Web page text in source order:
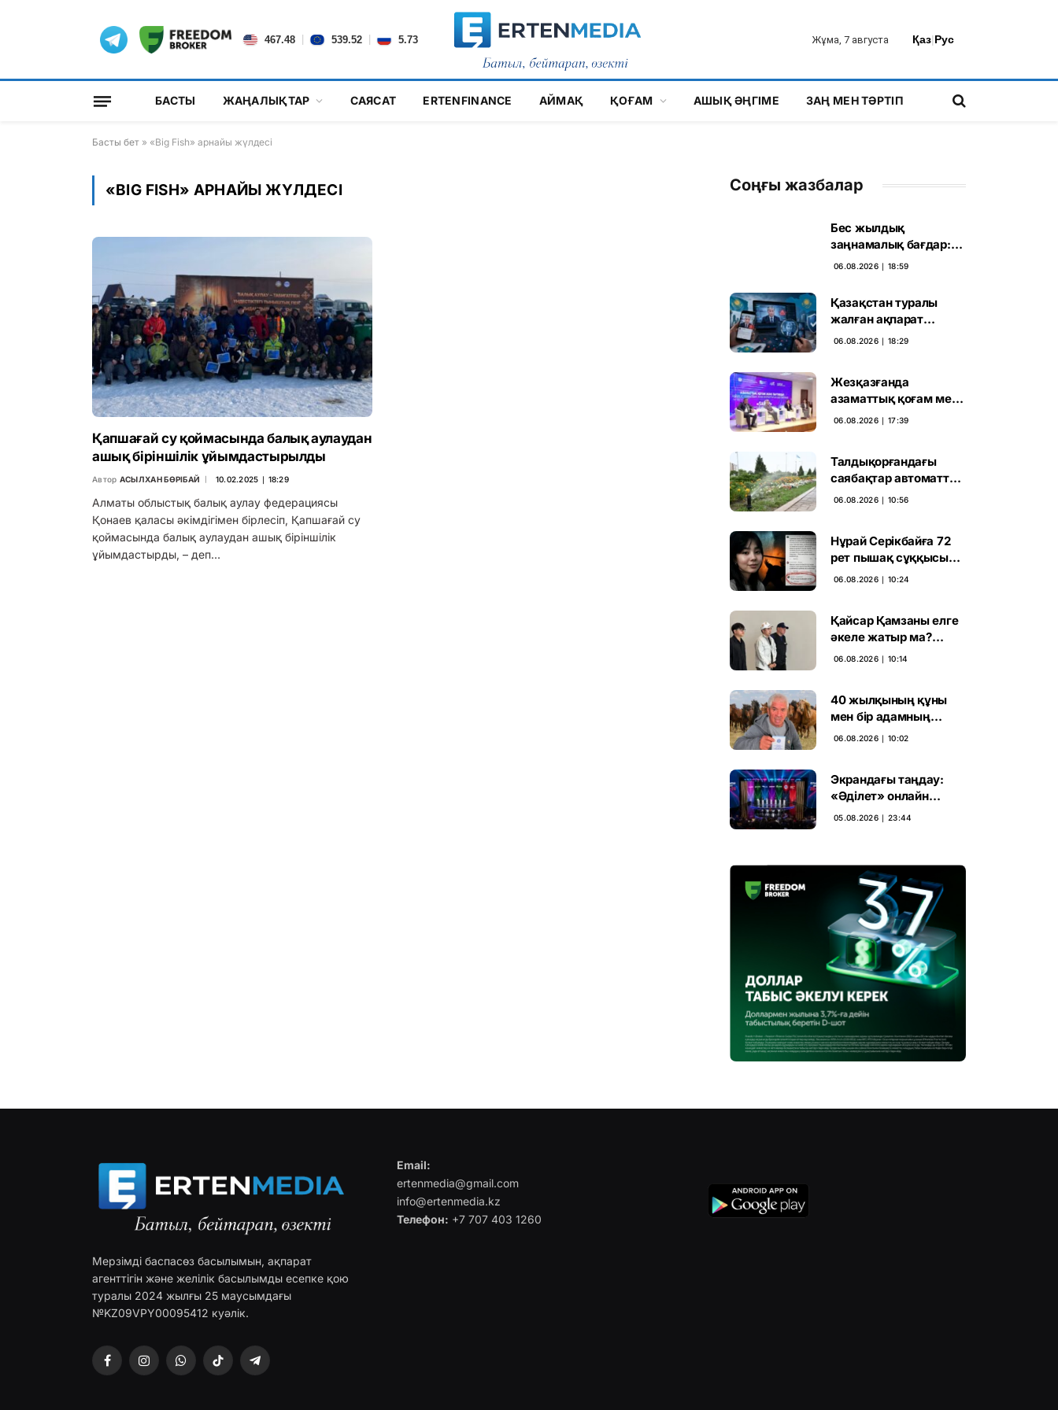
467.48 539.52 5.73 Жұма, 7 августа Қаз|Рус
БАСТЫ ЖАҢАЛЫҚТАР САЯСАТ ERTENFINANCE АЙМАҚ ҚОҒАМ АШЫҚ ӘҢГІМЕ ЗАҢ МЕН ТӘРТІП
Басты бет » «Big Fish» арнайы жүлдесі
«BIG FISH» АРНАЙЫ ЖҮЛДЕСІ
Қапшағай су қоймасында балық аулаудан
ашық біріншілік ұйымдастырылды
Автор АСЫЛХАН БӨРІБАЙ 10.02.2025 ∣ 18:29
Алматы облыстық балық аулау федерациясы
Қонаев қаласы әкімдігімен бірлесіп, Қапшағай су
қоймасында балық аулаудан ашық біріншілік
ұйымдастырды, – деп…
Соңғы жазбалар
Бес жылдық
заңнамалық бағдар:
Мелконян Құрылтай
06.08.2026 ∣ 18:59
Қазақстан туралы
жалған ақпарат
таратқан дипфейктер
06.08.2026 ∣ 18:29
Жезқазғанда
азаматтық қоғам мен
партиялардың
06.08.2026 ∣ 17:39
Талдықорғандағы
саябақтар автоматты
жүйемен суарылады
06.08.2026 ∣ 10:56
Нұрай Серікбайға 72
рет пышақ сұққысы
келгенін жазған адам
06.08.2026 ∣ 10:24
Қайсар Қамзаны елге
әкеле жатыр ма?
Атышулы Блогер
06.08.2026 ∣ 10:14
40 жылқының құны
мен бір адамның
тағдыры: апелляция 7
06.08.2026 ∣ 10:02
Экрандағы таңдау:
«Әділет» онлайн
дауыс беруде алға
05.08.2026 ∣ 23:44
Мерзімді баспасөз басылымын, ақпарат
агенттігін және желілік басылымды есепке қою
туралы 2024 жылғы 25 маусымдағы
№KZ09VPY00095412 куәлік.
FacebookInstagramWhatsAppTikTok Telegram
Email:
ertenmedia@gmail.com
info@ertenmedia.kz
Телефон: +7 707 403 1260